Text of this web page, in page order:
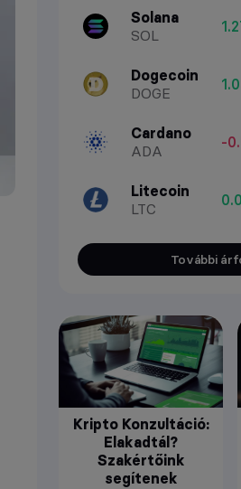
Solana
SOL
Dogecoin
DOGE
Cardano
ADA
-
Litecoin
LTC
További
Kripto Konzultáció:
Elakadtál?
Szakértőink
segítenek